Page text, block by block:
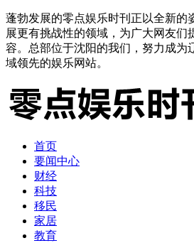
蓬勃发展的零点娱乐时刊正以全新的
展更有挑战性的领域，为广大网友们
容。总部位于沈阳的我们，努力成为
域领先的娱乐网站。
首页
要闻中心
财经
科技
移民
家居
教育